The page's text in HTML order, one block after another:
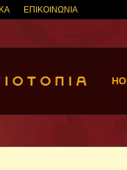
ΕΠΙΚΟΙΝΩΝΙΑ